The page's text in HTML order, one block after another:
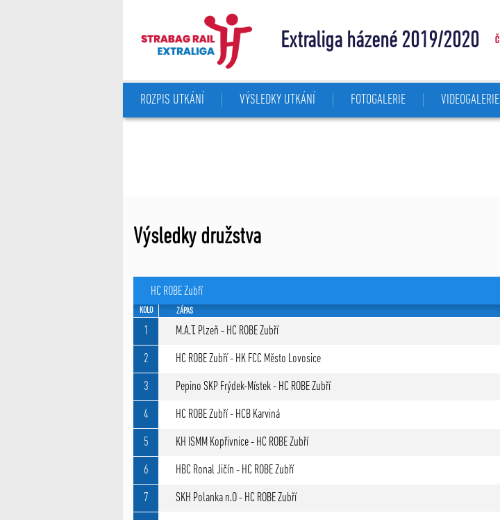
Extraliga házené 2019/2020
ROZPIS UTKÁNÍ VÝSLEDKY UTKÁNÍ FOTOGALERIE VIDEOGALERIE
Výsledky družstva
HC ROBE Zubří
KOLO ZÁPAS
1 M.A.T. Plzeň - HC ROBE Zubří
2 HC ROBE Zubří - HK FCC Město Lovosice
3 Pepino SKP Frýdek-Místek - HC ROBE Zubří
4 HC ROBE Zubří - HCB Karviná
5 KH ISMM Kopřivnice - HC ROBE Zubří
6 HBC Ronal Jičín - HC ROBE Zubří
7 SKH Polanka n.O - HC ROBE Zubří